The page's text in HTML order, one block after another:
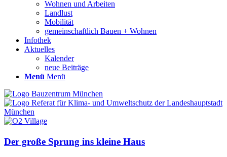
Wohnen und Arbeiten
Landlust
Mobilität
gemeinschaftlich Bauen + Wohnen
Infothek
Aktuelles
Kalender
neue Beiträge
Menü Menü
Der große Sprung ins kleine Haus